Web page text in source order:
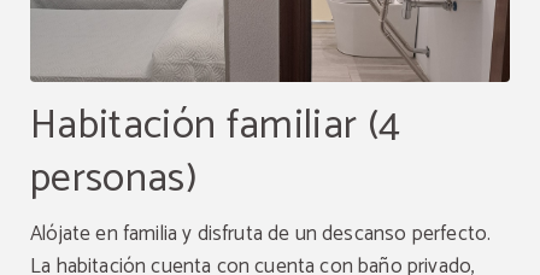
Habitación familiar (4
personas)
Alójate en familia y disfruta de un descanso perfecto.
La habitación cuenta con cuenta con baño privado,